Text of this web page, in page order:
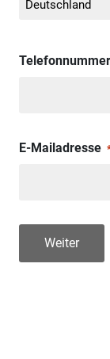
Telefonnummer
E-Mailadresse
Weiter